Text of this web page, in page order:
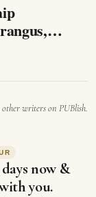
other writers on PUBlish.
now &
you.